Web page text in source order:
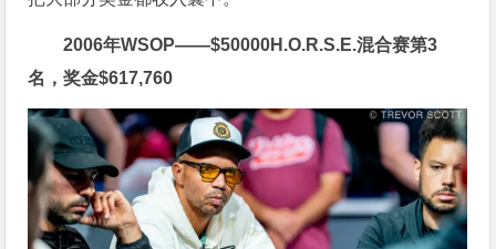
2006年WSOP——$50000H.O.R.S.E.混合赛第3
名，奖金$617,760